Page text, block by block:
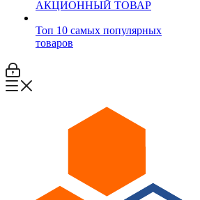
АКЦИОННЫЙ ТОВАР
Топ 10 самых популярных
товаров